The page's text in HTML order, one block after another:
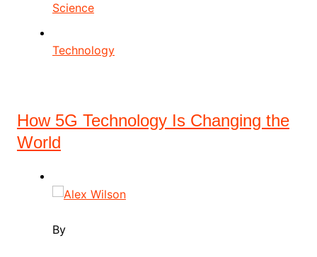
Science
Technology
How 5G Technology Is Changing the
World
By